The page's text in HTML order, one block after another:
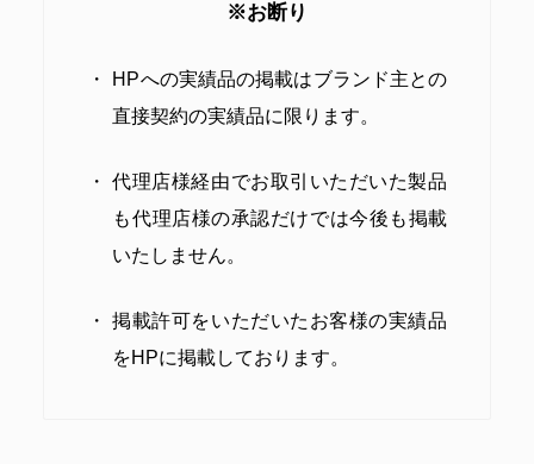
※お断り
HPへの実績品の掲載はブランド主との
直接契約の実績品に限ります。
代理店様経由でお取引いただいた製品
も代理店様の承認だけでは今後も掲載
いたしません。
掲載許可をいただいたお客様の実績品
をHPに掲載しております。